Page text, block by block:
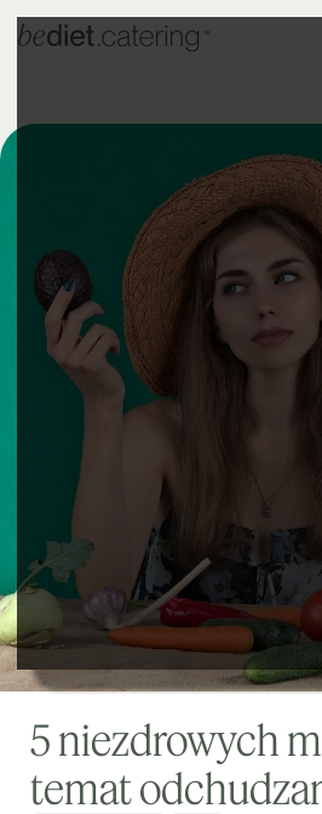
5 niezdrowych
temat